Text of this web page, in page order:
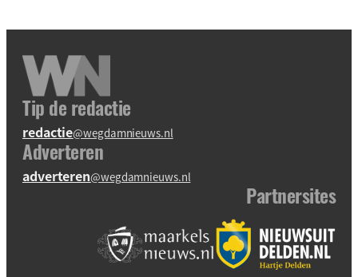
Tip de redactie
redactie@wegdamnieuws.nl
Adverteren
adverteren@wegdamnieuws.nl
Partnersites